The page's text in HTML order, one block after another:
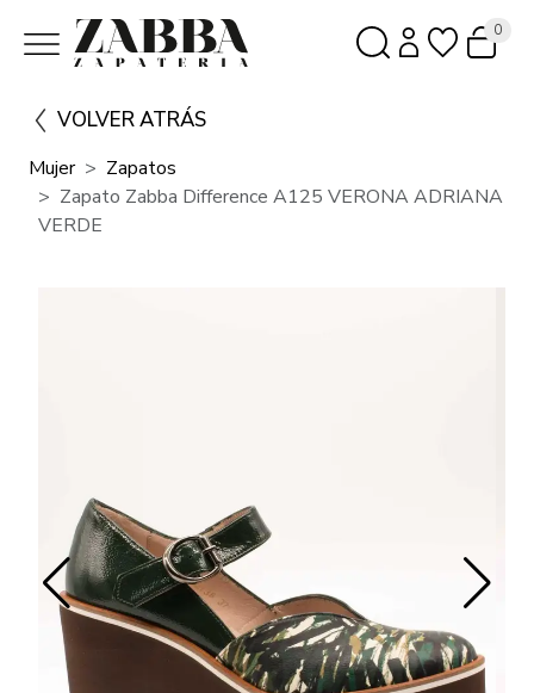
0
VOLVER ATRÁS
Mujer
Zapatos
Zapato Zabba Difference A125 VERONA ADRIANA
VERDE